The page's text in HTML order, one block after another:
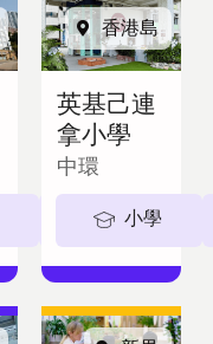
5-11歲
香港島
英基己連
拿小學
中環
小學